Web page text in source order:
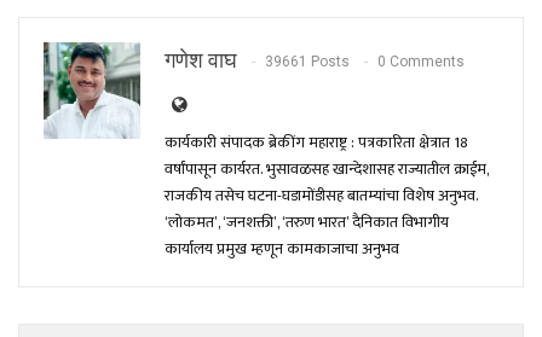
गणेश वाघ 39661 Posts 0 Comments
कार्यकारी संपादक ब्रेकींग महाराष्ट्र : पत्रकारिता क्षेत्रात 18
वर्षांपासून कार्यरत. भुसावळसह खान्देशासह राज्यातील क्राईम,
राजकीय तसेच घटना-घडामोंडीसह बातम्यांचा विशेष अनुभव.
‘लोकमत’, ‘जनशक्ती’, ‘तरुण भारत’ दैनिकात विभागीय
कार्यालय प्रमुख म्हणून कामकाजाचा अनुभव